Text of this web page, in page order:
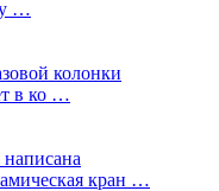
…
колонки
в ко …
кран …